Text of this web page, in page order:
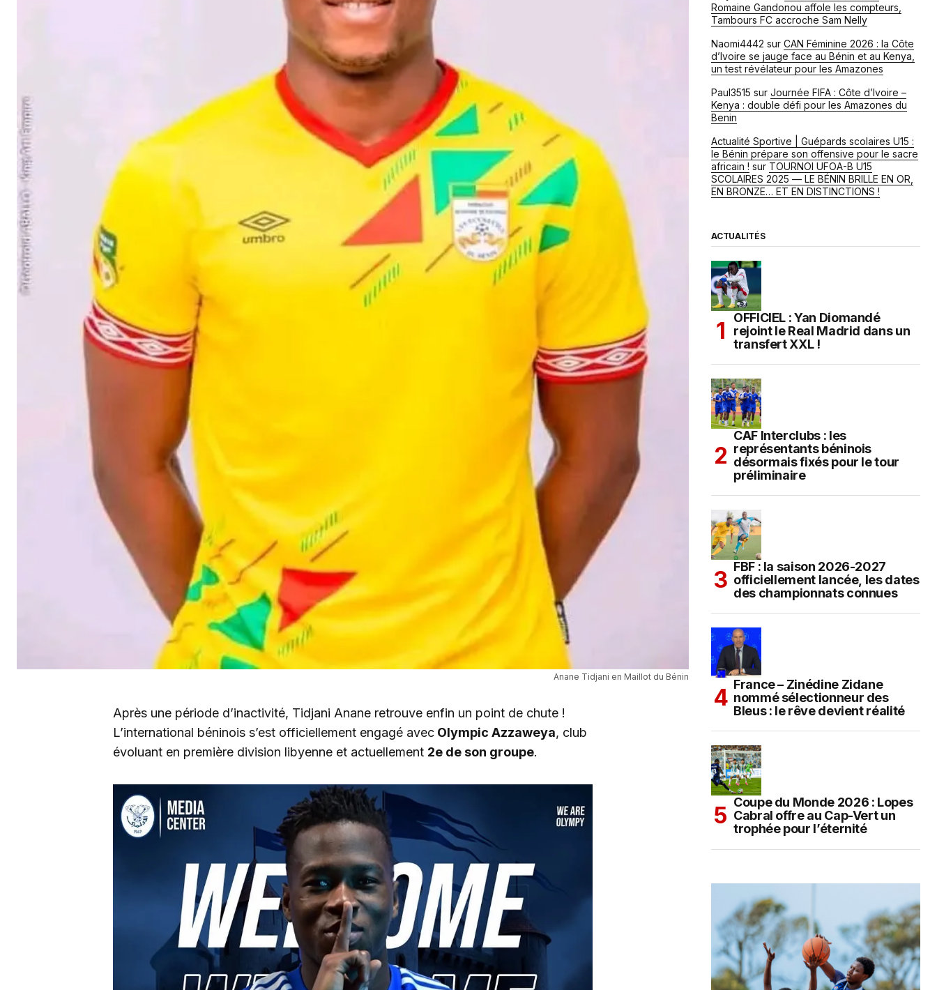
Anane Tidjani en Maillot du Bénin
Après une période d’inactivité, Tidjani Anane retrouve enfin un point de chute !
L’international béninois s’est officiellement engagé avec Olympic Azzaweya, club
évoluant en première division libyenne et actuellement 2e de son groupe.
Romaine Gandonou affole les compteurs,
Tambours FC accroche Sam Nelly
Naomi4442 sur CAN Féminine 2026 : la Côte
d’Ivoire se jauge face au Bénin et au Kenya,
un test révélateur pour les Amazones
Paul3515 sur Journée FIFA : Côte d’Ivoire –
Kenya : double défi pour les Amazones du
Benin
Actualité Sportive | Guépards scolaires U15 :
le Bénin prépare son offensive pour le sacre
africain ! sur TOURNOI UFOA-B U15
SCOLAIRES 2025 — LE BÉNIN BRILLE EN OR,
EN BRONZE… ET EN DISTINCTIONS !
ACTUALITÉS
OFFICIEL : Yan Diomandé
rejoint le Real Madrid dans un
transfert XXL !
CAF Interclubs : les
représentants béninois
désormais fixés pour le tour
préliminaire
FBF : la saison 2026-2027
officiellement lancée, les dates
des championnats connues
France – Zinédine Zidane
nommé sélectionneur des
Bleus : le rêve devient réalité
Coupe du Monde 2026 : Lopes
Cabral offre au Cap-Vert un
trophée pour l’éternité